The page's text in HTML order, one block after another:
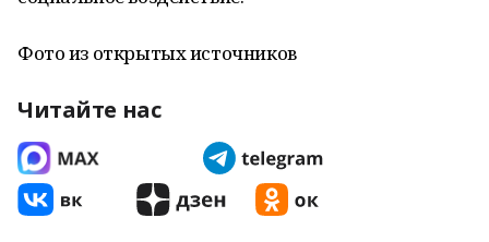
Фото из открытых источников
Читайте нас